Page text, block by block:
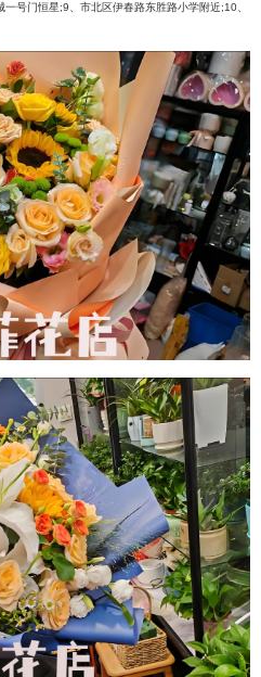
号门恒星;9、市北区伊春路东胜路小学附近;10、